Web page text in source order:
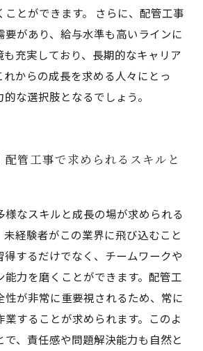
ことができます。 さらに、配管工事
要があり、給与水準も高いラインに
も充実しており、長期的なキャリア
からの成長を求める人々にとっ
な選択肢となるでしょう。
管工事で求められるスキルと
様なスキルと成長の場が求められる
経験者がこの業界に飛び込むこと
得するだけでなく、チームワークや
能力を磨くことができます。配管工
性が非常に重要視されるため、常に
することが求められます。このよ
で、責任感や問題解決能力も自然と